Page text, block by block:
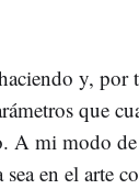
y, por
que
A mi modo
en el arte